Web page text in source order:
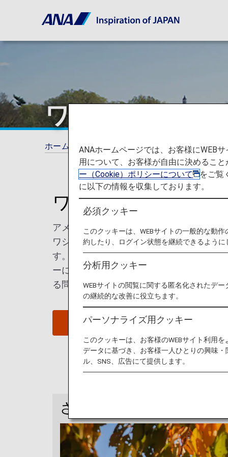
ワシントンD.C.
ホーム 旅の計画とご予約 就航都市 ワ
ワシントンD.C.を知
アメリカ合衆国の首都、ワシントンD.C.
ワシントン記念塔まで、歴史がいたると
す。この政治の街を動かす力を探るため
ーに参加したり、連邦議事堂の会議室に
る問題について議員が話し合っている様
ワシントンD.C.へのフライトを探す
さらに詳しくは
ANAホームページでは、お客様にWEB
用について、お客様が自由に決めるこ
ー（Cookie）ポリシーについて
をご覧
に以下の情報を収集しております。
必須クッキー
このクッキーは、WEBサイトの一般的な動
約したり、ログイン状態を継続できるように
分析用クッキー
WEBサイトの閲覧に関する匿名化されたデ
の継続的な改善に役立ちます。
パーソナライズ用クッキー
このクッキーは、お客様のWEBサイト利用
データに基づき、お客様一人ひとりの興味
ル、SNS、広告にて提供します。